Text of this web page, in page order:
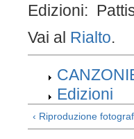
Edizioni:
Vai al Rialto.
Edizioni
‹ Riproduzione